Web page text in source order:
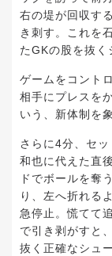
右の堤が回収す
き刺す。これを
たGKの股を抜く
ゲームをコント
相手にプレスを
いう、新体制を
さらに4分、セ
和也に代えた直
ドでボールを奪
り、左へ折れる
急停止。慌てて
で引き剥がすと
抜く正確なシュ